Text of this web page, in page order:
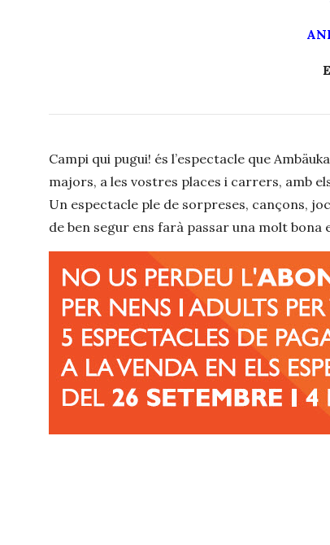
Campi qui pugui! és l’espectacle que
majors, a les vostres places i carrers, amb
Un espectacle ple de sorpreses, cançons,
de ben segur ens farà passar una molt bona